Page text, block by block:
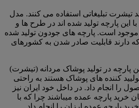
تیشرت تبلیغاتی استفاده می کنند. مدل
پارچه تولید شده اند در طرح ها و
است. پارچه های جودون تولید شده
که دارند قابلیت صادر شدن به کشورهای
پارچه در تولید پوشاک مردانه (تیشرت)
کننده های پوشاک هستند به راحتی
را انجام داد. در داخل خود ایران نیز
خرید پارچه عمده میباشند چرا که با